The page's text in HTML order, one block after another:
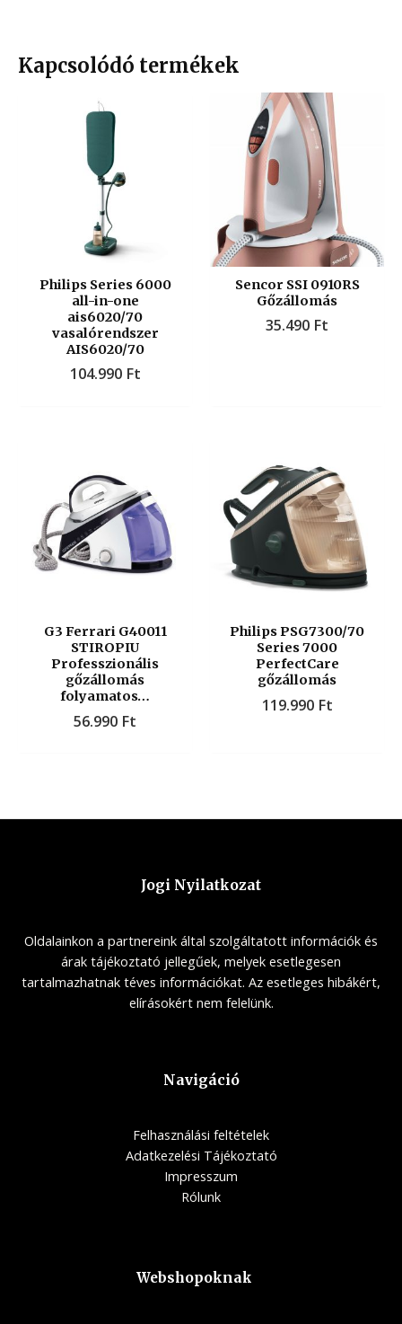
Kapcsolódó termékek
Philips Series 6000
all-in-one
ais6020/70
vasalórendszer
AIS6020/70
104.990 Ft
Sencor SSI 0910RS
Gőzállomás
35.490 Ft
G3 Ferrari G40011
STIROPIU
Professzionális
gőzállomás
folyamatos…
56.990 Ft
Philips PSG7300/70
Series 7000
PerfectCare
gőzállomás
119.990 Ft
Jogi Nyilatkozat
Oldalainkon a partnereink által szolgáltatott információk és
árak tájékoztató jellegűek, melyek esetlegesen
tartalmazhatnak téves információkat. Az esetleges hibákért,
elírásokért nem felelünk.
Navigáció
Felhasználási feltételek
Adatkezelési Tájékoztató
Impresszum
Rólunk
Webshopoknak